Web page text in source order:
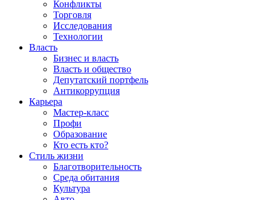
Конфликты
Торговля
Исследования
Технологии
Власть
Бизнес и власть
Власть и общество
Депутатский портфель
Антикоррупция
Карьера
Мастер-класс
Профи
Образование
Кто есть кто?
Стиль жизни
Благотворительность
Среда обитания
Культура